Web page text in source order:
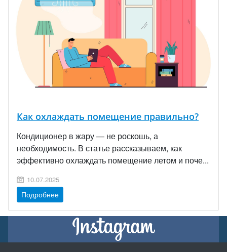
Как охлаждать помещение правильно?
Кондиционер в жару — не роскошь, а
необходимость. В статье рассказываем, как
эффективно охлаждать помещение летом и поче...
10.07.2025
Подробнее